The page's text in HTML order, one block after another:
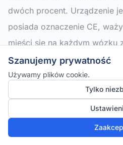
dwóch procent. Urządzenie
posiada oznaczenie CE,
mieści się na każdym wózku
Przebieg pomiaru chairside
krokach:
Pobranie krwi kapilarnej
– wystarczy nakłucie
Szanujemy prywatność
Używamy plików cookie.
Tylko